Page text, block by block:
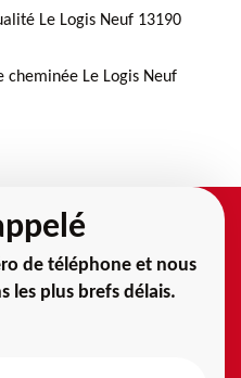
Le Logis Neuf 13190
cheminée Le Logis Neuf
de téléphone et nous
les plus brefs délais.